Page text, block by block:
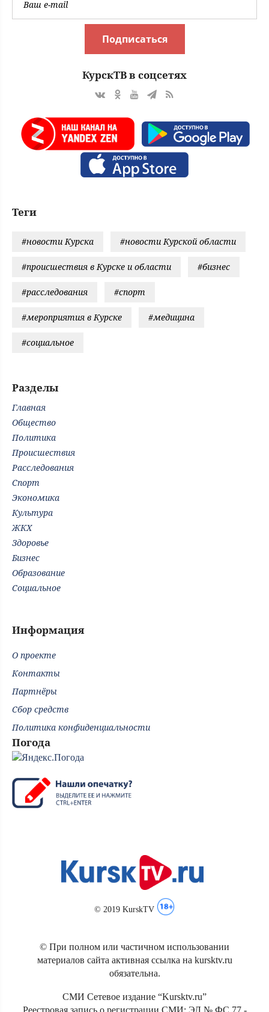
Подписаться
КурскТВ в соцсетях
Теги
#новости Курска #новости Курской области
#происшествия в Курске и области #бизнес
#расследования #спорт
#мероприятия в Курске #медицина
#социальное
Разделы
Главная
Общество
Политика
Происшествия
Расследования
Спорт
Экономика
Культура
ЖКХ
Здоровье
Бизнес
Образование
Социальное
Информация
О проекте
Контакты
Партнёры
Сбор средств
Политика конфиденциальности
Погода
© 2019 KurskTV
© При полном или частичном использовании
материалов сайта активная ссылка на kursktv.ru
обязательна.
СМИ Сетевое издание “Kursktv.ru”